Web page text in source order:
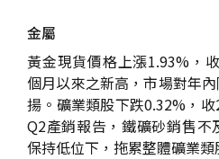
金屬
黃金現貨價格上漲1.93%，
個月以來之新高，市場對年
揚。礦業類股下跌0.32%，
Q2產銷報告，鐵礦砂銷售
保持低位下，拖累整體礦業類